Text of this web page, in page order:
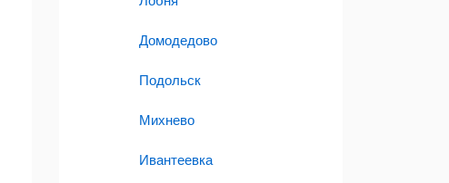
Домодедово
Подольск
Михнево
Ивантеевка